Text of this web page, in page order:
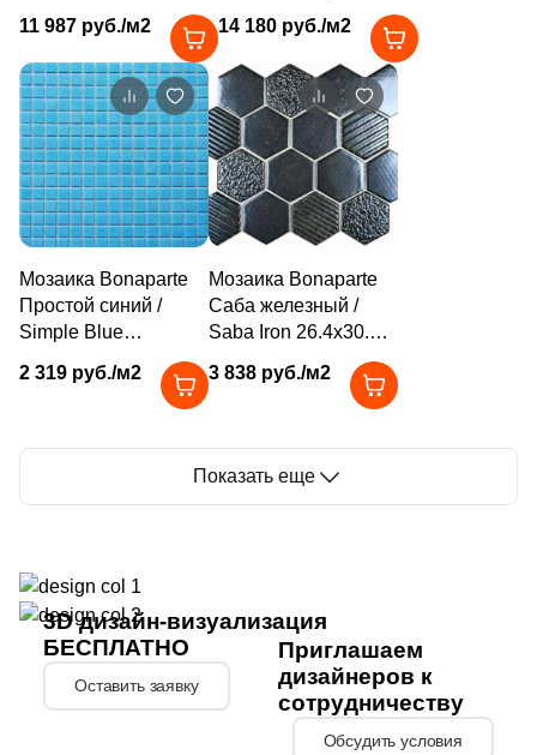
VIVERE ( 14
Vallelunga (3)
Varmora (9 )
Velsaa (41)
Villeroy&Boch (3)
Vitra (82)
Zodiac Ceramica (5)
Керамогранит из Китая (3)
Нефрит Керамика (6 )
ТОНОМОЗАИК ООО (31)
3D мозаика (17)
3D узор (28)
Абстракция (6)
глянцевая под камень
/ оттенки цвета, чип
30x30 мм квадратный
11 987 руб./м2
матовая под камень /
геометрия, чип 12x12
мм ромб
14 180 руб./м2
Мозаика Bonaparte
Простой синий /
Simple Blue
32.7x32.7 голубая
глянцевая под
камень, чип 20x20
2 319 руб./м2
Мозаика Bonaparte
Саба железный /
Saba Iron 26.4x30.4
черная глянцевая
под камень / полосы,
3 838 руб./м2
Показать еще
3D дизайн-визуализация
БЕСПЛАТНО
Оставить заявку
Приглашаем
дизайнеров к
сотрудничеству
Обсудить условия